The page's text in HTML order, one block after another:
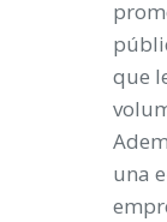
que
una